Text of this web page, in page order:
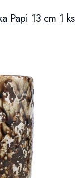
Papi 13 cm 1 ks